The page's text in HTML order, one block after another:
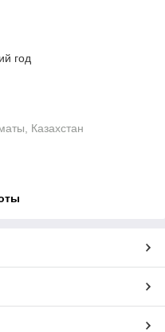
год
Казахстан